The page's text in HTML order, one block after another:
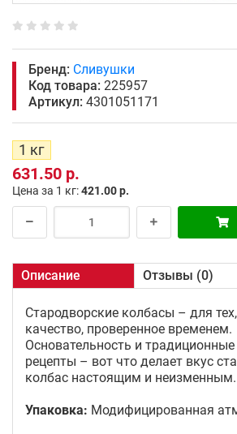
Бренд: Сливушки
Код товара: 225957
Артикул: 4301051171
1 кг
631.50 р.
Цена за 1 кг:421.00 р.
Описание Отзывы (0)
Стародворские колбасы – для
качество, проверенное временем.
Основательность и
рецепты – вот что делает вкус
колбас настоящим и неизменным.
Упаковка: Модифицированная